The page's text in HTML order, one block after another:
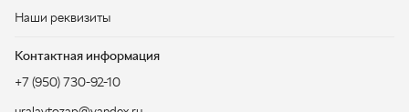
Полная контактная информация